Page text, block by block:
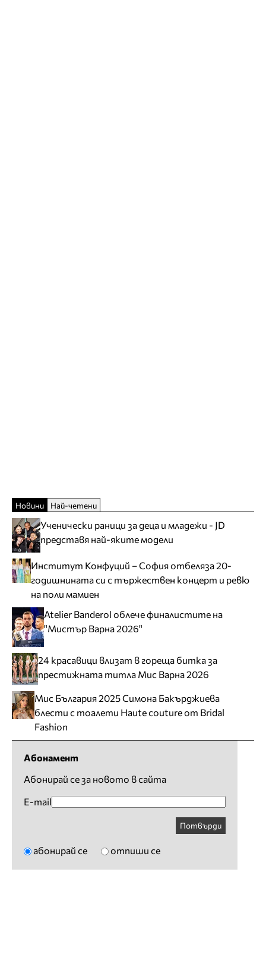
Новини Най-четени
Ученически раници за деца и младежи - JD
представя най-яките модели
Институт Конфуций – София отбеляза 20-
годишнината си с тържествен концерт и ревю
на поли мамиен
Atelier Banderol облече финалистите на
"Мистър Варна 2026"
24 красавици влизат в гореща битка за
престижната титла Мис Варна 2026
Мис България 2025 Симона Бакърджиева
блести с тоалети Haute couture от Bridal
Fashion
Абонамент
Абонирай се за новото в сайта
E-mail
Потвърди
абонирай се отпиши се